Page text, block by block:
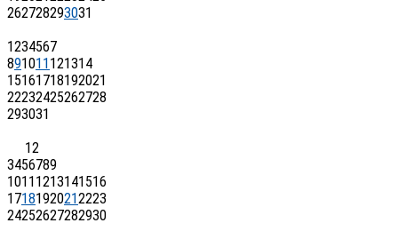
262728293031
1234567
891011 121314
15161718192021
22232425262728
293031
12
3456789
1011 1213141516
17181920212223
24252627282930